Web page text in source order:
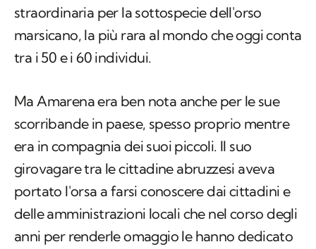
straordinaria per la sottospecie dell'orso
marsicano, la più rara al mondo che oggi conta
tra i 50 e i 60 individui.
Ma Amarena era ben nota anche per le sue
scorribande in paese, spesso proprio mentre
era in compagnia dei suoi piccoli. Il suo
girovagare tra le cittadine abruzzesi aveva
portato l'orsa a farsi conoscere dai cittadini e
delle amministrazioni locali che nel corso degli
anni per renderle omaggio le hanno dedicato